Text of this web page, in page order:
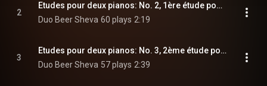
2
Etudes pour deux pianos: No. 2, 1ère étude pour l'enchaînement des traits
Duo Beer Sheva 60 plays 2:19
3
Etudes pour deux pianos: No. 3, 2ème étude pour le rythme
Duo Beer Sheva 57 plays 2:39